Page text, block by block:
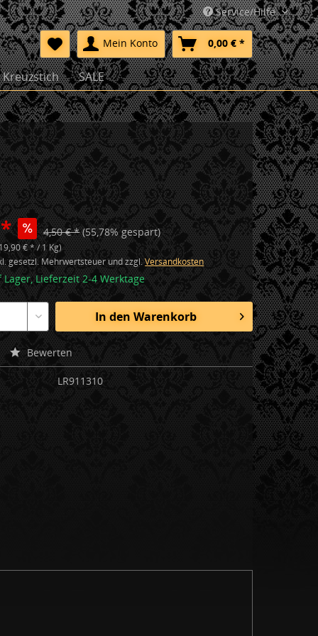
Service/Hilfe
Mein Konto 0,00 € *
Kreuzstich SALE
4,50 € * (55,78% gespart)
€ * / 1 Kg)
gesetzl. Mehrwertsteuer und zzgl.Versandkosten
Lieferzeit 2-4 Werktage
In den Warenkorb
Bewerten
LR911310